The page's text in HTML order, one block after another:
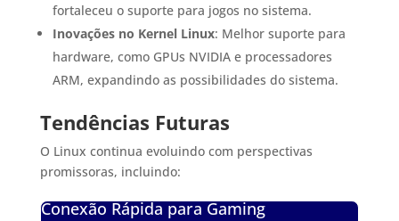
fortaleceu o suporte para jogos no sistema.
Inovações no Kernel Linux: Melhor suporte para
hardware, como GPUs NVIDIA e processadores
ARM, expandindo as possibilidades do sistema.
Tendências Futuras
O Linux continua evoluindo com perspectivas
promissoras, incluindo:
Conexão Rápida para Gaming